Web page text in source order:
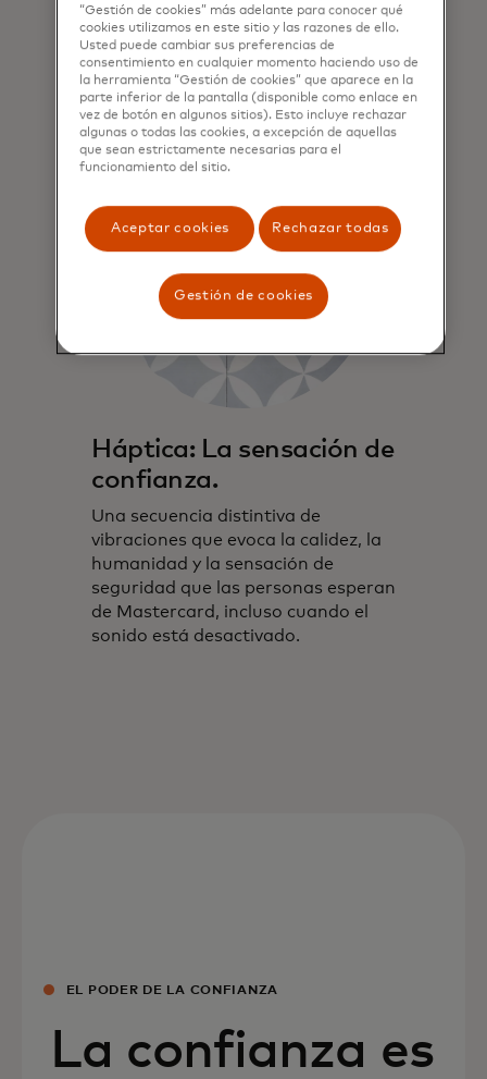
en la aplicación, y proporciona el
ADN para una banda sonora de
Priceless Experiences.
Háptica: La sensación de
confianza.
Una secuencia distintiva de
vibraciones que evoca la calidez, la
humanidad y la sensación de
seguridad que las personas esperan
de Mastercard, incluso cuando el
sonido está desactivado.
EL PODER DE LA CONFIANZA
La confianza es
“Gestión de cookies” más adelante para conocer qué
cookies utilizamos en este sitio y las razones de ello.
Usted puede cambiar sus preferencias de
consentimiento en cualquier momento haciendo uso de
la herramienta “Gestión de cookies” que aparece en la
parte inferior de la pantalla (disponible como enlace en
vez de botón en algunos sitios). Esto incluye rechazar
algunas o todas las cookies, a excepción de aquellas
que sean estrictamente necesarias para el
funcionamiento del sitio.
Aceptar cookies Rechazar todas
Gestión de cookies